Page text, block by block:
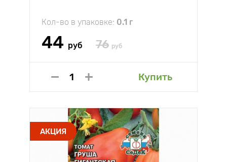
Кол-во в упаковке: 0.1 г
44 руб 76 руб
Купить
АКЦИЯ